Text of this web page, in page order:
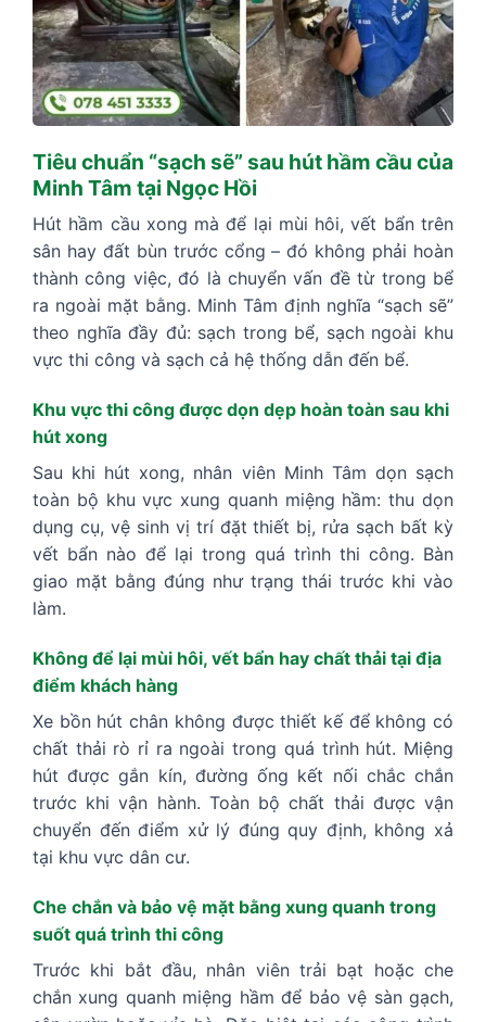
Tiêu chuẩn “sạch sẽ” sau hút hầm cầu của
Minh Tâm tại Ngọc Hồi
Hút hầm cầu xong mà để lại mùi hôi, vết bẩn trên
sân hay đất bùn trước cổng – đó không phải hoàn
thành công việc, đó là chuyển vấn đề từ trong bể
ra ngoài mặt bằng. Minh Tâm định nghĩa “sạch sẽ”
theo nghĩa đầy đủ: sạch trong bể, sạch ngoài khu
vực thi công và sạch cả hệ thống dẫn đến bể.
Khu vực thi công được dọn dẹp hoàn toàn sau khi
hút xong
Sau khi hút xong, nhân viên Minh Tâm dọn sạch
toàn bộ khu vực xung quanh miệng hầm: thu dọn
dụng cụ, vệ sinh vị trí đặt thiết bị, rửa sạch bất kỳ
vết bẩn nào để lại trong quá trình thi công. Bàn
giao mặt bằng đúng như trạng thái trước khi vào
làm.
Không để lại mùi hôi, vết bẩn hay chất thải tại địa
điểm khách hàng
Xe bồn hút chân không được thiết kế để không có
chất thải rò rỉ ra ngoài trong quá trình hút. Miệng
hút được gắn kín, đường ống kết nối chắc chắn
trước khi vận hành. Toàn bộ chất thải được vận
chuyển đến điểm xử lý đúng quy định, không xả
tại khu vực dân cư.
Che chắn và bảo vệ mặt bằng xung quanh trong
suốt quá trình thi công
Trước khi bắt đầu, nhân viên trải bạt hoặc che
chắn xung quanh miệng hầm để bảo vệ sàn gạch,